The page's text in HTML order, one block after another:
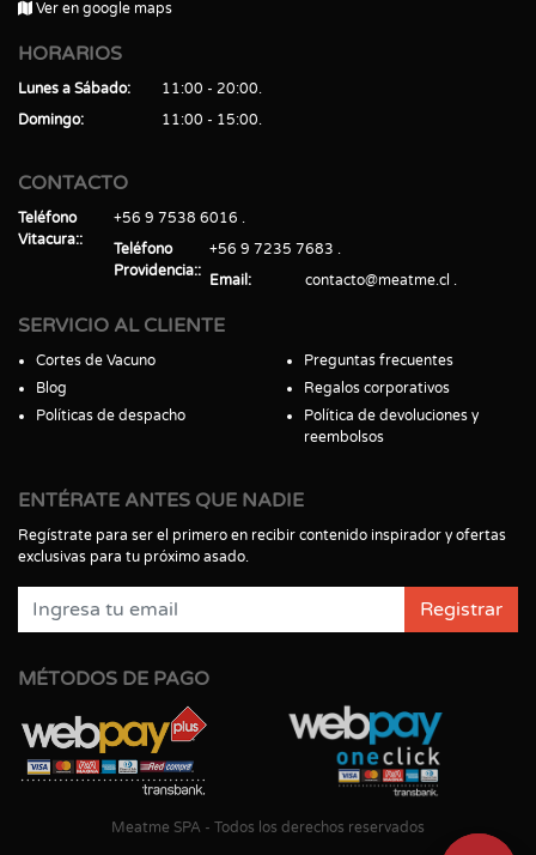
Ver en google maps
HORARIOS
Lunes a Sábado
11:00 - 20:00
Domingo
11:00 - 15:00
CONTACTO
Teléfono
Vitacura:
+56 9 7538 6016
Teléfono
Providencia:
+56 9 7235 7683
Email
contacto@meatme.cl
SERVICIO AL CLIENTE
Cortes de Vacuno
Blog
Políticas de despacho
Preguntas frecuentes
Regalos corporativos
Política de devoluciones y
reembolsos
ENTÉRATE ANTES QUE NADIE
Regístrate para ser el primero en recibir contenido inspirador y ofertas
exclusivas para tu próximo asado.
Registrar
MÉTODOS DE PAGO
Meatme SPA - Todos los derechos reservados